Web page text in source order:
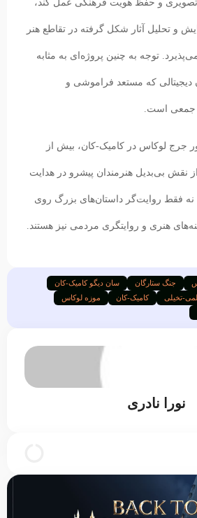
و حفظ هویت فرهنگی عمل کند،
و تحلیل آثار شکل گرفته در تقاطع هنر
توجه به چنین پروژه‌ای به مثابه
که مستعد فراموشی و
جمعی است.
جرج لوکاس در کامیک-کان، بیش از
نقش بی‌بدیل هنرمندان پیشرو در هدایت
نه فقط روایت‌گر داستان‌های بزرگ روی
هنری و روایتگری مردمی نیز هستند.
جنگ ستارگان
سان دیگو کامیک-کان
تخیلی
کامیک-کان
موزه لوکاس
نورا نادری